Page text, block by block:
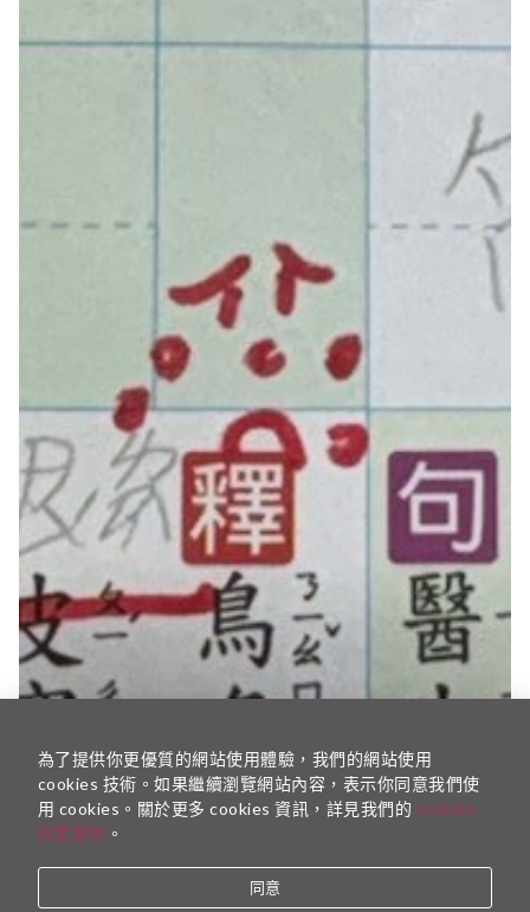
為了提供你更優質的網站使用體驗，我們的網站使用
cookies 技術。如果繼續瀏覽網站內容，表示你同意我們使
用 cookies。關於更多 cookies 資訊，詳見我們的 cookies
政策聲明 。
同意